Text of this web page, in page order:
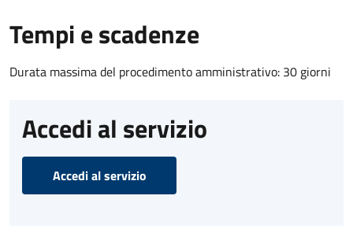
Tempi e scadenze
Durata massima del procedimento amministrativo: 30 giorni
Accedi al servizio
Accedi al servizio